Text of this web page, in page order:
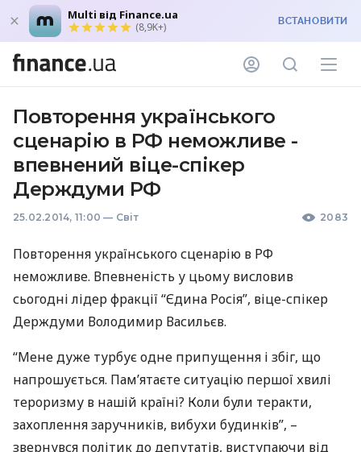
Multi від Finance.ua
(8,9K+) ВСТАНОВИТИ
Повторення українського
сценарію в РФ неможливе -
впевнений віце-спікер
Держдуми РФ
25.02.2014, 11:00 — Світ 2083
Повторення українського сценарію в РФ
неможливе. Впевненість у цьому висловив
сьогодні лідер фракції “Єдина Росія”, віце-спікер
Держдуми Володимир Васильєв.
“Мене дуже турбує одне припущення і збіг, що
напрошується. Пам’ятаєте ситуацію першої хвилі
тероризму в нашій країні? Коли були теракти,
захоплення заручників, вибухи будинків”, –
звернувся політик до депутатів, виступаючи від